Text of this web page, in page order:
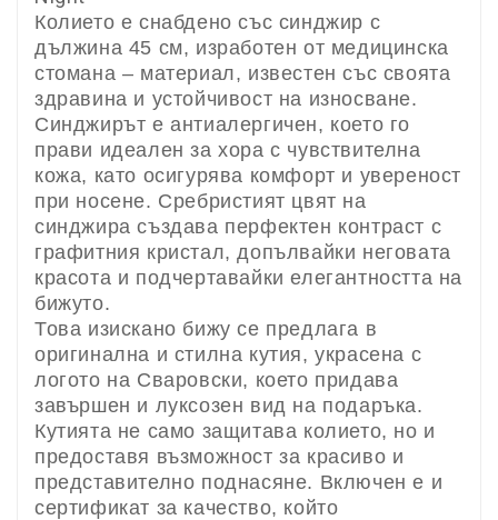
Колието е снабдено със синджир с
дължина 45 см, изработен от медицинска
стомана – материал, известен със своята
здравина и устойчивост на износване.
Синджирът е антиалергичен, което го
прави идеален за хора с чувствителна
кожа, като осигурява комфорт и увереност
при носене. Сребристият цвят на
синджира създава перфектен контраст с
графитния кристал, допълвайки неговата
красота и подчертавайки елегантността на
бижуто.
Това изискано бижу се предлага в
оригинална и стилна кутия, украсена с
логото на Сваровски, което придава
завършен и луксозен вид на подаръка.
Кутията не само защитава колието, но и
предоставя възможност за красиво и
представително поднасяне. Включен е и
сертификат за качество, който